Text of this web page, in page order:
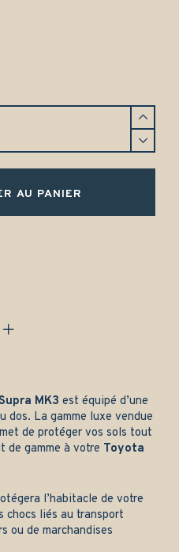
AU PANIER
MK3 est équipé d’une
dos. La gamme luxe vendue
de protéger vos sols tout
de gamme à votre Toyota
l’habitacle de votre
chocs liés au transport
ou de marchandises